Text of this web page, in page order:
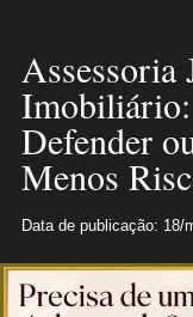
Assessoria
Defender
Menos
Data de publicação: 18/